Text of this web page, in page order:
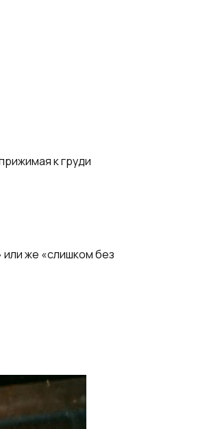
к груди
же «слишком без